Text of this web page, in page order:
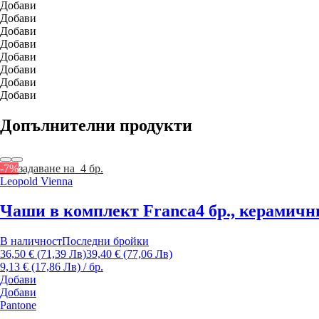
Добави
Добави
Добави
Добави
Добави
Добави
Добави
Добави
Допълнителни продукти
-7%задаване на 4 бр.
Leopold Vienna
Чаши в комплект Franca4 бр.,
В наличностПоследни бройки
36,50 € (71,39 Лв)39,40 € (77,06 Лв)
9,13 € (17,86 Лв) / бр.
Добави
Добави
Pantone